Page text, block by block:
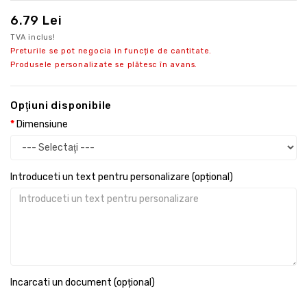
6.79 Lei
TVA inclus!
Preturile se pot negocia in funcție de cantitate.
Produsele personalizate se plătesc în avans.
Opţiuni disponibile
Dimensiune
Introduceti un text pentru personalizare (opțional)
Incarcati un document (opțional)